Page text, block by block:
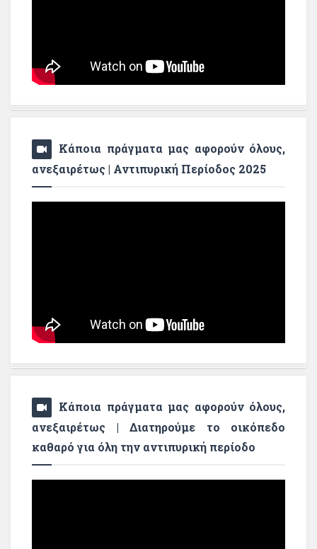
Κάποια πράγματα μας αφορούν όλους,
ανεξαιρέτως | Αντιπυρική Περίοδος 2025
Κάποια πράγματα μας αφορούν όλους,
ανεξαιρέτως | Διατηρούμε το οικόπεδο
καθαρό για όλη την αντιπυρική περίοδο